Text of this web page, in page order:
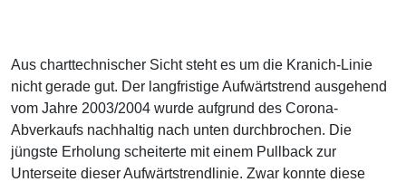
Aus charttechnischer Sicht steht es um die Kranich-Linie
nicht gerade gut. Der langfristige Aufwärtstrend ausgehend
vom Jahre 2003/2004 wurde aufgrund des Corona-
Abverkaufs nachhaltig nach unten durchbrochen. Die
jüngste Erholung scheiterte mit einem Pullback zur
Unterseite dieser Aufwärtstrendlinie. Zwar konnte diese